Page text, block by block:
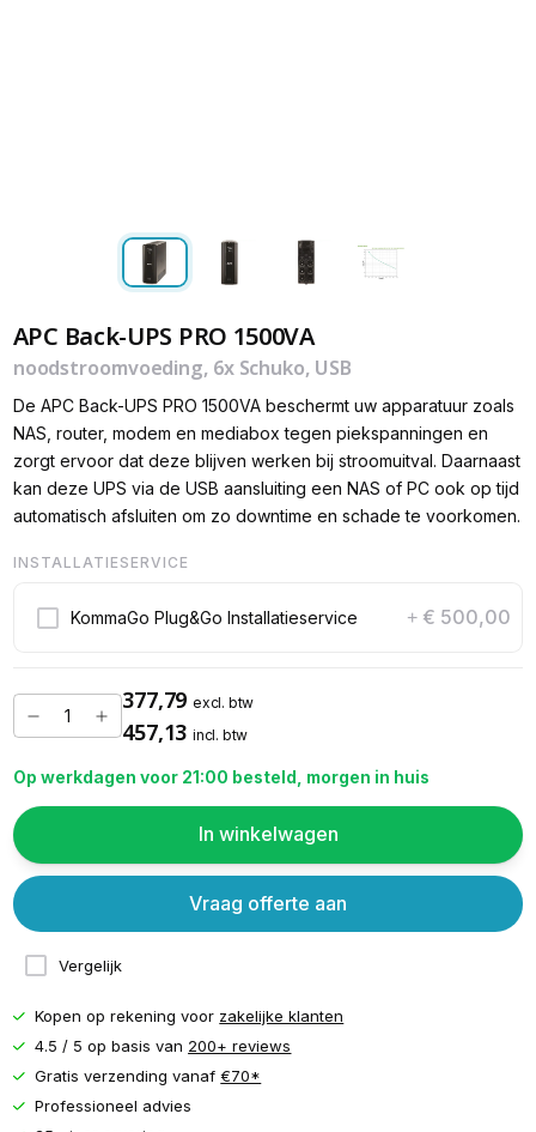
APC Back-UPS PRO 1500VA
noodstroomvoeding, 6x Schuko, USB
De APC Back-UPS PRO 1500VA beschermt uw apparatuur zoals
NAS, router, modem en mediabox tegen piekspanningen en
zorgt ervoor dat deze blijven werken bij stroomuitval. Daarnaast
kan deze UPS via de USB aansluiting een NAS of PC ook op tijd
automatisch afsluiten om zo downtime en schade te voorkomen.
INSTALLATIESERVICE
KommaGo Plug&Go Installatieservice + € 500,00
377,79 excl. btw
457,13 incl. btw
Op werkdagen voor 21:00 besteld, morgen in huis
In winkelwagen
Vergelijk
Vraag offerte aan
Kopen op rekening voor zakelijke klanten
4.5 / 5 op basis van 200+ reviews
Gratis verzending vanaf€70*
Professioneel advies